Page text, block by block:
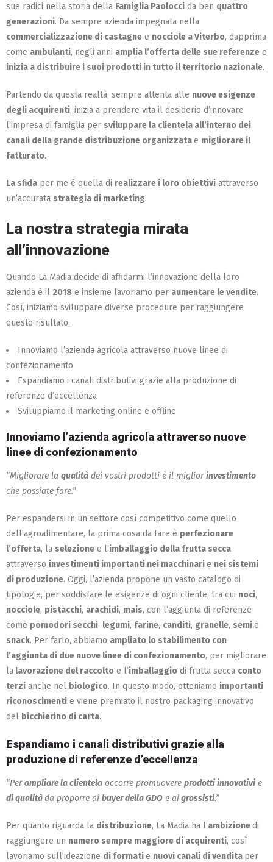
sue radici nella storia della Famiglia Paolocci da ben quattro
generazioni. Da sempre azienda impegnata nella
commercializzazione di castagne e nocciole a Viterbo, dapprima
come ambulanti, negli anni amplia l’offerta delle sue referenze e
inizia a distribuire i suoi prodotti in tutto il territorio nazionale.
Partendo da questa realtà, sempre attenta alle nuove esigenze
degli acquirenti, inizia a prendere vita il desiderio d’innovare
l’impresa di famiglia per sviluppare la clientela all’interno dei
canali della grande distribuzione organizzatae migliorare il
fatturato.
La sfida per me è quella di realizzare i loro obiettivi attraverso
un’accurata strategia di marketing.
La nostra strategia mirata
all’innovazione
Quando La Madia decide di affidarmi l’innovazione della loro
azienda è il 2018 e insieme lavoriamo per aumentare le vendite.
Così, iniziamo sviluppare diverse procedure per raggiungere
questo risultato.
Innoviamo l’azienda agricola attraverso nuove linee di
confezionamento
Espandiamo i canali distributivi grazie alla produzione di
referenze d’eccellenza
Sviluppiamo il marketing online e offline
Innoviamo l’azienda agricola attraverso nuove
linee di confezionamento
“Migliorare la qualità dei vostri prodotti è il migliorinvestimento
che possiate fare.”
Per espandersi in un settore così competitivo come quello
dell’agroalimentare, la prima cosa da fare è perfezionare
l’offerta, la selezione e l’imballaggio della frutta secca
attraverso investimenti importanti nei macchinarie nei sistemi
di produzione. Oggi, l’azienda propone un vasto catalogo di
tipologie, per soddisfare le esigenze di ogni cliente, tra cui noci,
nocciole, pistacchi, arachidi, mais, con l’aggiunta di referenze
come pomodori secchi, legumi, farine, canditi, granelle, semie
snack. Per farlo, abbiamo ampliato lo stabilimento con
l’aggiunta di due nuove linee di confezionamento, per migliorare
la lavorazione del raccolto e l’imballaggio di frutta secca conto
terzi anche nel biologico. In questo modo, otteniamo importanti
riconoscimenti e viene premiato il nostro packaging innovativo
del bicchierino di carta.
Espandiamo i canali distributivi grazie alla
produzione di referenze d’eccellenza
“Perampliare la clientela occorre promuovere prodotti innovativi e
di qualitàda proporre ai buyer della GDO e aigrossisti.”
Per quanto riguarda la distribuzione, La Madia ha l’ambizionedi
raggiungere un numero sempre maggiore di acquirenti, così
lavoriamo sull’ideazione di formatie nuovi canali di vendita per